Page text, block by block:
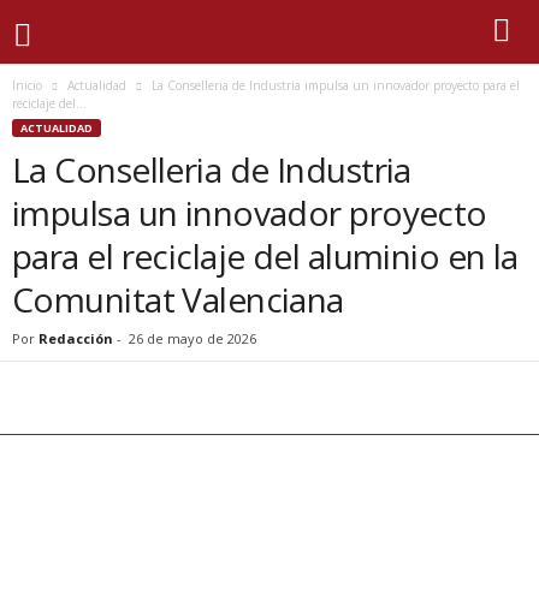
Inicio Actualidad
La Conselleria de Industria impulsa un innovador proyecto para el
reciclaje del...
ACTUALIDAD
La Conselleria de Industria
impulsa un innovador proyecto
para el reciclaje del aluminio en la
Comunitat Valenciana
Por Redacción - 26 de mayo de 2026